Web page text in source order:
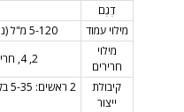
דֶגֶם
מילוי עמוד
5-120 מ"ל (ניתן להתאים אישית את יתרווולם)
מילוי
חרירים
2, 4, חרירים ניתנים להתאמה אישית
קיבולת
ייצור